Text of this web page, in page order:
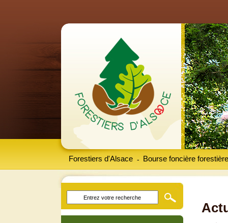
Forestiers d'Alsace Bourse foncière forestière
-